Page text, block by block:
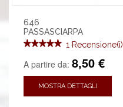
646
PASSASCIARPA
1 Recensione(i)
A partire da: 8,50 €
MOSTRA DETTAGLI